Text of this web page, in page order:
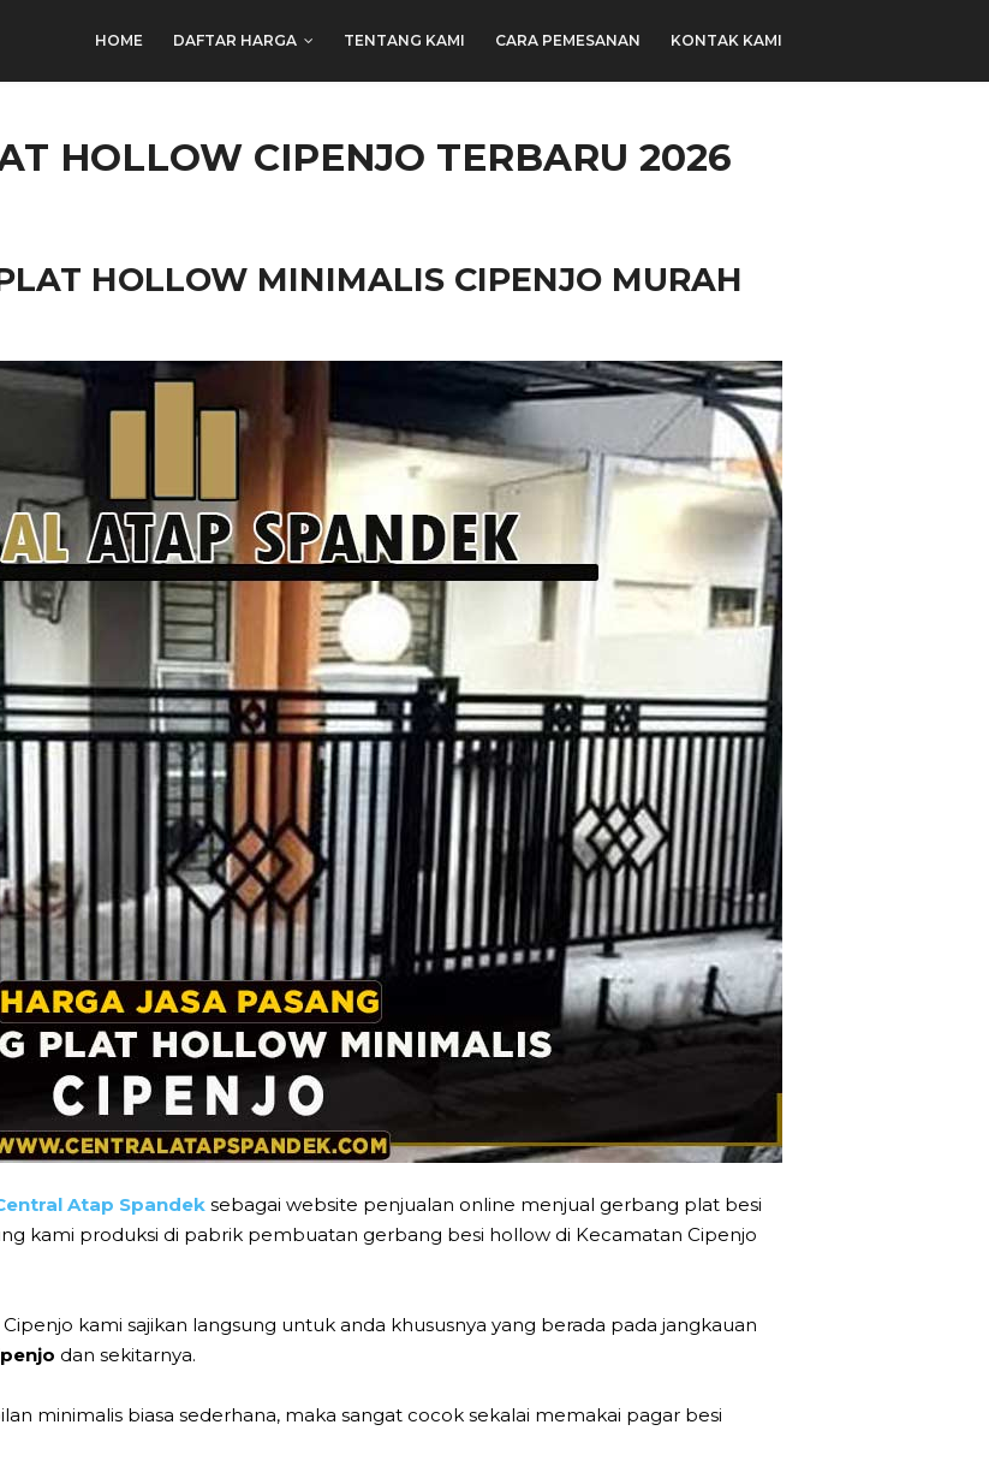
HOME DAFTAR HARGA TENTANG KAMI CARA PEMESANAN KONTAK KAMI
HOLLOW CIPENJO TERBARU 2026
HOLLOW MINIMALIS CIPENJO MURAH
Atap Spandek sebagai website penjualan online menjual gerbang plat besi
kami produksi di pabrik pembuatan gerbang besi hollow di Kecamatan Cipenjo
kami sajikan langsung untuk anda khususnya yang berada pada jangkauan
dan sekitarnya.
minimalis biasa sederhana, maka sangat cocok sekalai memakai pagar besi